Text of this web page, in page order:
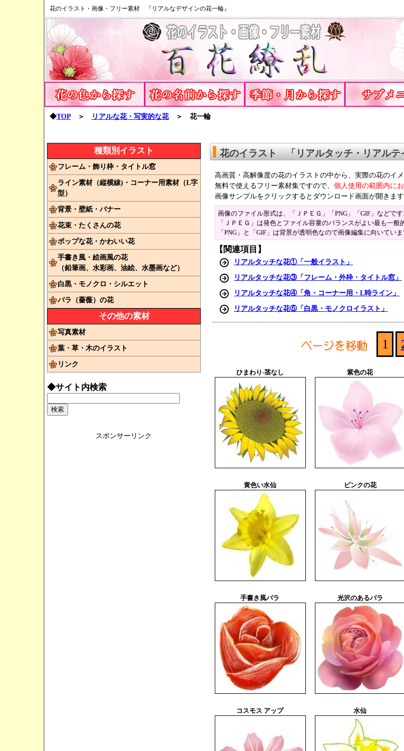
花のイラスト・画像・フリー素材 『リアルなデザインの花一輪』
◆TOP ＞ リアルな花・写実的な花＞ 花一輪
花のイラスト 「リアルタッチ・リアルテ
高画質・高解像度の花のイラストの中から、実際の花のイ
無料で使えるフリー素材集ですので、 個人使用の範囲内に
画像サンプルをクリックするとダウンロード画面が開きます
画像のファイル形式は、「ＪＰＥＧ」「PNG」「GIF」などです
「ＪＰＥＧ」は発色とファイル容量のバランスがよい最も一般
「PNG」と「GIF」は背景が透明色なので画像編集に向いてい
【関連項目】
リアルタッチな花①「一般イラスト」
リアルタッチな花③「フレーム・外枠・タイトル窓」
リアルタッチな花④「角・コーナー用・L時ライン」
リアルタッチな花⑤「白黒・モノクロイラスト」
1
ひまわり-茎なし 紫色の花
黄色い水仙 ピンクの花
手書き風バラ 光沢のあるバラ
コスモス アップ 水仙
種類別イラスト
フレーム・飾り枠・タイトル窓
ライン素材（縦横線)・コーナー用素材（L字
型）
背景・壁紙・バナー
花束・たくさんの花
ポップな花・かわいい花
手書き風・絵画風の花
（鉛筆画、水彩画、油絵、水墨画など）
白黒・モノクロ・シルエット
バラ（薔薇）の花
その他の素材
写真素材
葉・草・木のイラスト
リンク
◆サイト内検索
スポンサーリンク